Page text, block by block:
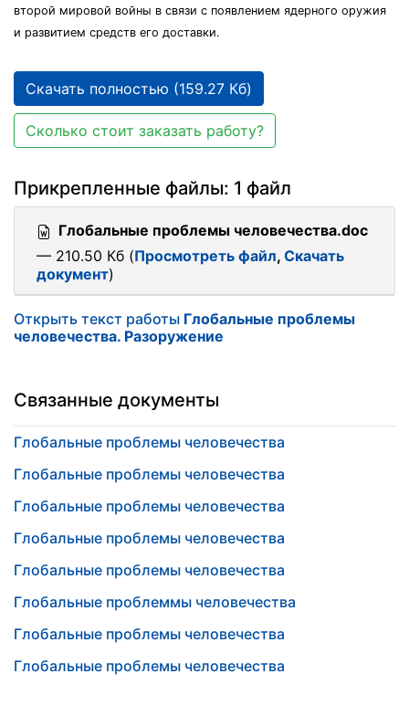
второй мировой войны в связи с появлением ядерного оружия
и развитием средств его доставки.
Скачать полностью (159.27 Кб)
Сколько стоит заказать работу?
Прикрепленные файлы: 1 файл
Глобальные проблемы человечества.doc
— 210.50 Кб (Просмотреть файл, Скачать
документ)
Открыть текст работы Глобальные проблемы
человечества. Разоружение
Связанные документы
Глобальные проблемы человечества
Глобальные проблемы человечества
Глобальные проблемы человечества
Глобальные проблемы человечества
Глобальные проблемы человечества
Глобальные проблеммы человечества
Глобальные проблемы человечества
Глобальные проблемы человечества